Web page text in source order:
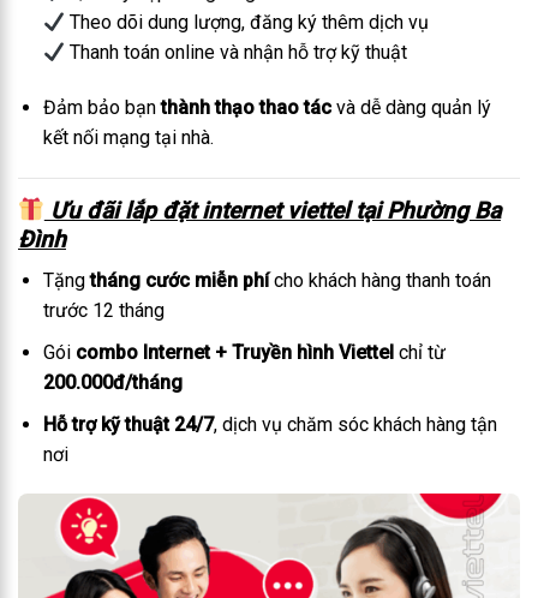
Theo dõi dung lượng, đăng ký thêm dịch vụ
Thanh toán online và nhận hỗ trợ kỹ thuật
Đảm bảo bạnthành thạo thao tácvà dễ dàng quản lý
kết nối mạng tại nhà.
Ưu đãi lắp đặt internet viettel tại Phường Ba
Đình
Tặngtháng cước miễn phícho khách hàng thanh toán
trước 12 tháng
Gói combo Internet + Truyền hình Viettelchỉ từ
200.000đ/tháng
Hỗ trợ kỹ thuật 24/7, dịch vụ chăm sóc khách hàng tận
nơi